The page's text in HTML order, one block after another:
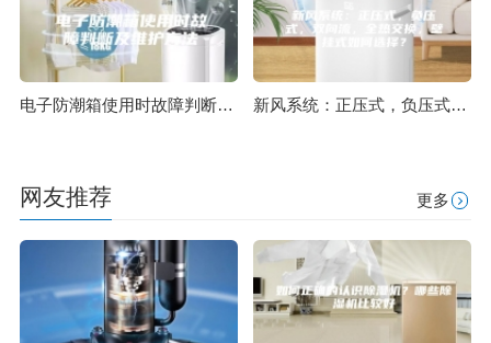
电子防潮箱使用时故障判断及维护方法 新风系统：正压式，负压式，双向流，全热交换，壁挂式如何选择？
网友推荐 更多